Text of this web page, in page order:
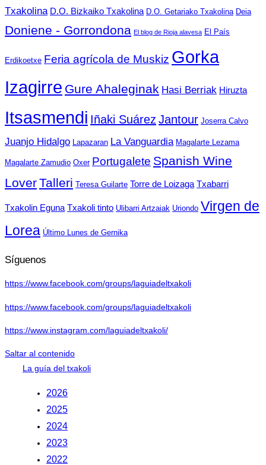
Txakolina D.O. Bizkaiko Txakolina D.O. Getariako Txakolina Deia
Doniene - Gorrondona El blog de Rioja alavesa El País
Erdikoetxe Feria agrícola de Muskiz Gorka
Izagirre Gure Ahaleginak Hasi Berriak Hiruzta
Itsasmendi Iñaki Suárez Jantour Joserra Calvo
Juanjo Hidalgo Lapazaran La Vanguardia Magalarte Lezama
Magalarte Zamudio Oxer Portugalete Spanish Wine
LoverTalleri Teresa Guilarte Torre de Loizaga Txabarri
Txakolin Eguna Txakoli tinto Ulibarri Artzaiak Uriondo Virgen de
Lorea Último Lunes de Gernika
Síguenos
https://www.facebook.com/groups/laguiadeltxakoli
https://www.facebook.com/groups/laguiadeltxakoli
https://www.instagram.com/laguiadeltxakoli/
Saltar al contenido
La guía del txakoli
2026
2025
2024
2023
2022